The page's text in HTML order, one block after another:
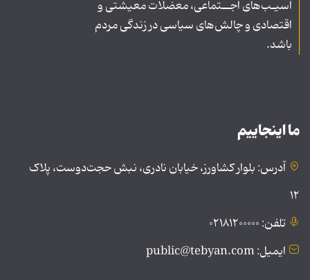
آسیـب‌های اجــتماعی، معضلات معیشتی و
اقتصادی و چالش‌های سیاسی در زندگی مردم
باشد.
ما اینجاییم
آدرس: بلوار کشاورز، خیابان نادری، نبش حجت‌دوست، پلاک
۱۲
تلفن: ۰۲۱۸۱۲۰۰۰۰۰
ایمیل: public@tebyan.com